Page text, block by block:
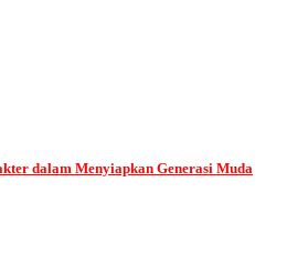
dalam Menyiapkan Generasi Muda